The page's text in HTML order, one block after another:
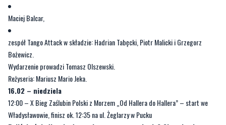
Maciej Balcar,
zespół Tango Attack w składzie: Hadrian Tabęcki, Piotr Malicki i Grzegorz
Bożewicz.
Wydarzenie prowadzi Tomasz Olszewski.
Reżyseria: Mariusz Mario Jeka.
16.02 – niedziela
12:00 – X Bieg Zaślubin Polski z Morzem „Od Hallera do Hallera” – start we
Władysławowie, finisz ok. 12:35 na ul. Żeglarzy w Pucku